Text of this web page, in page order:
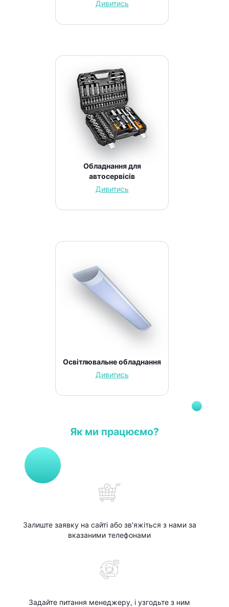
Дивитись
Обладнання для
автосервісів
Дивитись
Освітлювальне обладнання
Дивитись
Як ми працюємо?
Залиште заявку на сайті або зв'яжіться з нами за
вказаними телефонами
Задайте питання менеджеру, і узгодьте з ним